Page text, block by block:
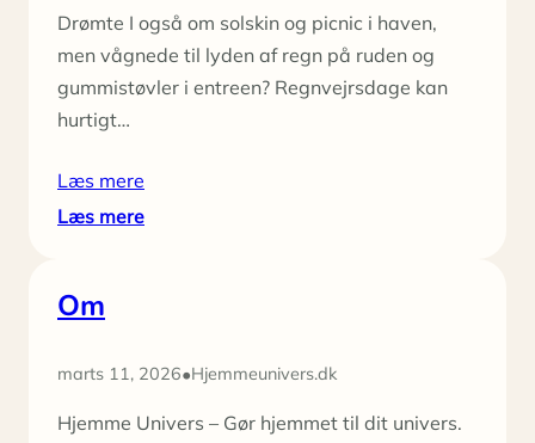
Drømte I også om solskin og picnic i haven,
men vågnede til lyden af regn på ruden og
gummistøvler i entreen? Regnvejrsdage kan
hurtigt…
Læs mere
Læs mere:
samler
familien
Om
marts 11, 2026•Hjemmeunivers.dk
Hjemme Univers – Gør hjemmet til dit univers.